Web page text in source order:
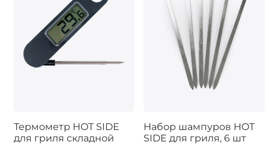
Термометр HOT SIDE
для гриля складной
Набор шампуров HOT
SIDE для гриля, 6 шт